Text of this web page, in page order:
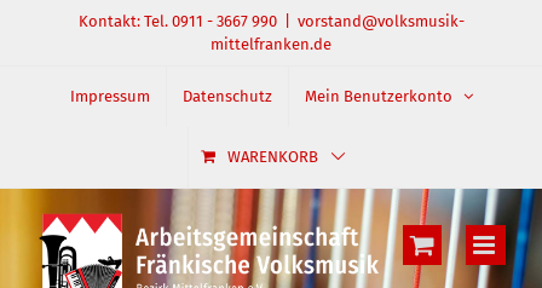
springen
Kontakt: Tel. 0911 - 3667 990
vorstand@volksmusik-
mittelfranken.de
Impressum Datenschutz Mein Benutzerkonto
WARENKORB